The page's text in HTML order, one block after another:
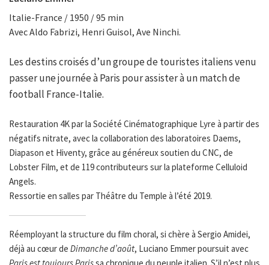
Italie-France / 1950 / 95 min
Avec Aldo Fabrizi, Henri Guisol, Ave Ninchi.
Les destins croisés d’un groupe de touristes italiens venu
passer une journée à Paris pour assister à un match de
football France-Italie.
Restauration 4K par la Société Cinématographique Lyre à partir des
négatifs nitrate, avec la collaboration des laboratoires Daems,
Diapason et Hiventy, grâce au généreux soutien du CNC, de
Lobster Film, et de 119 contributeurs sur la plateforme Celluloid
Angels.
Ressortie en salles par Théâtre du Temple à l’été 2019.
Réemployant la structure du film choral, si chère à Sergio Amidei,
déjà au cœur de Dimanche d’août, Luciano Emmer poursuit avec